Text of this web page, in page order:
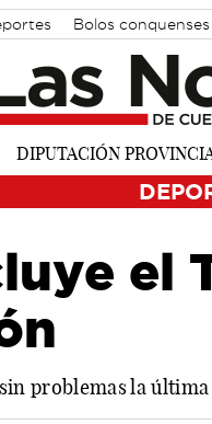
Bolos conquenses
el
problemas la última